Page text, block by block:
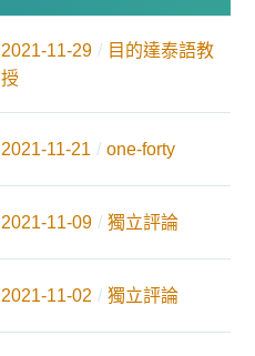
2021-11-29
目的達泰語教
授
2021-11-21 one-forty
2021-11-09 獨立評論
2021-11-02 獨立評論